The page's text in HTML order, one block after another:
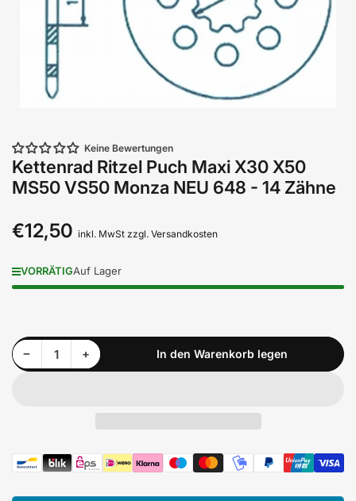
Keine Bewertungen
Kettenrad Ritzel Puch Maxi X30 X50
MS50 VS50 Monza NEU 648 - 14 Zähne
Normaler
€12,50 inkl. MwSt zzgl. Versandkosten
VORRÄTIGAuf Lager
−Menge reduzieren für Kettenrad Ritzel Puch Maxi X30 X50 MS50 VS50 Monza NEU 648 - 14 Zähne
Anzahl +Menge erhöhen für Kettenrad Ritzel Puch Maxi X30 X50 MS50 VS50 Monza NEU 648 - 14 Zähne In den Warenkorb legen
Zahlungsmethoden